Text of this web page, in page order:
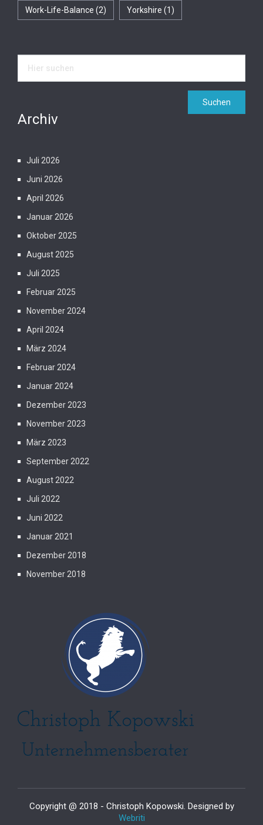
Work-Life-Balance (2) Yorkshire (1)
Archiv
Juli 2026
Juni 2026
April 2026
Januar 2026
Oktober 2025
August 2025
Juli 2025
Februar 2025
November 2024
April 2024
März 2024
Februar 2024
Januar 2024
Dezember 2023
November 2023
März 2023
September 2022
August 2022
Juli 2022
Juni 2022
Januar 2021
Dezember 2018
November 2018
Copyright @ 2018 - Christoph Kopowski. Designed by
Webriti